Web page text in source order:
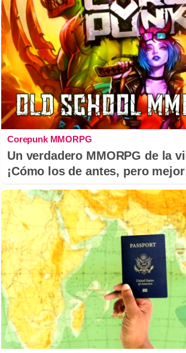
Corepunk MMORPG
Un verdadero MMORPG de la
¡Cómo los de antes, pero